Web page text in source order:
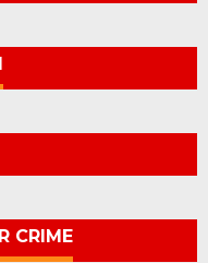
CRIME